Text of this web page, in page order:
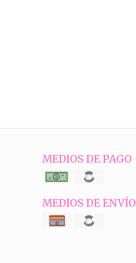
MEDIOS DE PAGO
MEDIOS DE ENVÍO